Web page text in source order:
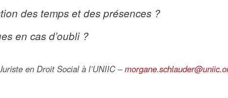
des temps et des présences ?
en cas d’oubli ?
en Droit Social à l’UNIIC –